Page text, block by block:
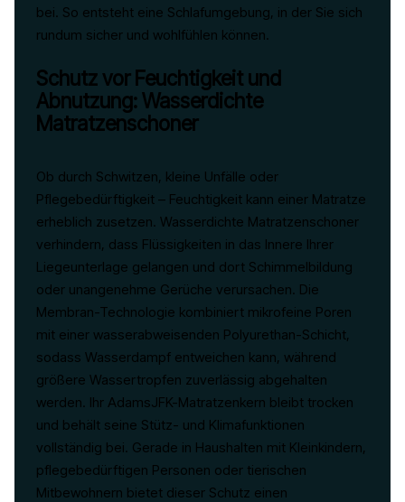
bei. So entsteht eine Schlafumgebung, in der Sie sich
rundum sicher und wohlfühlen können.
Schutz vor Feuchtigkeit und
Abnutzung: Wasserdichte
Matratzenschoner
Ob durch Schwitzen, kleine Unfälle oder
Pflegebedürftigkeit – Feuchtigkeit kann einer Matratze
erheblich zusetzen. Wasserdichte Matratzenschoner
verhindern, dass Flüssigkeiten in das Innere Ihrer
Liegeunterlage gelangen und dort Schimmelbildung
oder unangenehme Gerüche verursachen. Die
Membran-Technologie kombiniert mikrofeine Poren
mit einer wasserabweisenden Polyurethan-Schicht,
sodass Wasserdampf entweichen kann, während
größere Wassertropfen zuverlässig abgehalten
werden. Ihr AdamsJFK-Matratzenkern bleibt trocken
und behält seine Stütz- und Klimafunktionen
vollständig bei. Gerade in Haushalten mit Kleinkindern,
pflegebedürftigen Personen oder tierischen
Mitbewohnern bietet dieser Schutz einen